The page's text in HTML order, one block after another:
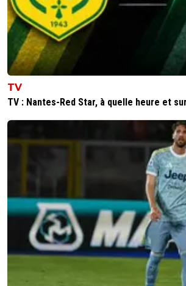
TV
TV : Nantes-Red Star, à quelle heure et